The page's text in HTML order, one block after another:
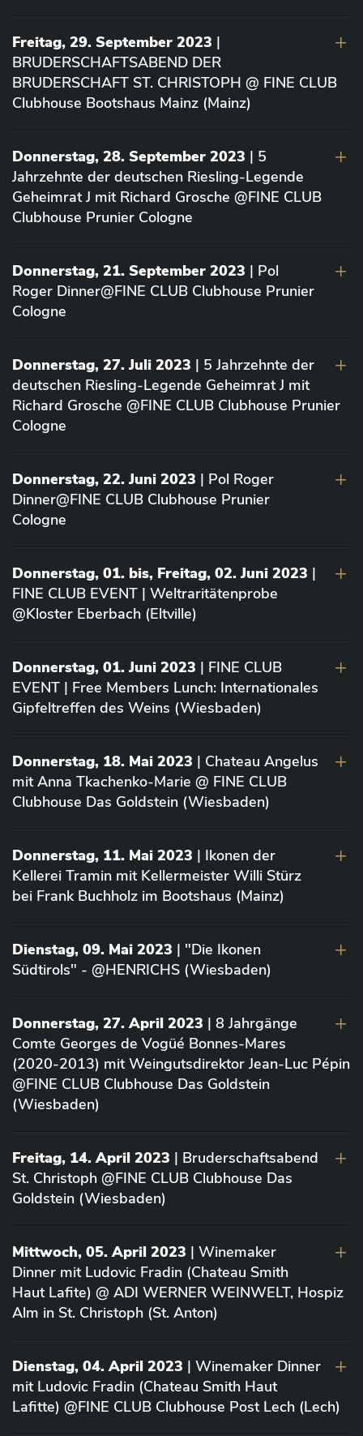
Freitag, 29. September 2023 |
BRUDERSCHAFTSABEND DER
BRUDERSCHAFT ST. CHRISTOPH @ FINE CLUB
Clubhouse Bootshaus Mainz (Mainz)
Donnerstag, 28. September 2023 | 5
Jahrzehnte der deutschen Riesling-Legende
Geheimrat J mit Richard Grosche @FINE CLUB
Clubhouse Prunier Cologne
Donnerstag, 21. September 2023 | Pol
Roger Dinner@FINE CLUB Clubhouse Prunier
Cologne
Donnerstag, 27. Juli 2023 | 5 Jahrzehnte der
deutschen Riesling-Legende Geheimrat J mit
Richard Grosche @FINE CLUB Clubhouse Prunier
Cologne
Donnerstag, 22. Juni 2023 | Pol Roger
Dinner@FINE CLUB Clubhouse Prunier
Cologne
Donnerstag, 01. bis, Freitag, 02. Juni 2023 |
FINE CLUB EVENT | Weltraritätenprobe
@Kloster Eberbach (Eltville)
Donnerstag, 01. Juni 2023 | FINE CLUB
EVENT | Free Members Lunch: Internationales
Gipfeltreffen des Weins (Wiesbaden)
Donnerstag, 18. Mai 2023 | Chateau Angelus
mit Anna Tkachenko-Marie @ FINE CLUB
Clubhouse Das Goldstein (Wiesbaden)
Donnerstag, 11. Mai 2023 | Ikonen der
Kellerei Tramin mit Kellermeister Willi Stürz
bei Frank Buchholz im Bootshaus (Mainz)
Dienstag, 09. Mai 2023 | "Die Ikonen
Südtirols" - @HENRICHS (Wiesbaden)
Donnerstag, 27. April 2023 | 8 Jahrgänge
Comte Georges de Vogüé Bonnes-Mares
(2020-2013) mit Weingutsdirektor Jean-Luc Pépin
@FINE CLUB Clubhouse Das Goldstein
(Wiesbaden)
Freitag, 14. April 2023 | Bruderschaftsabend
St. Christoph @FINE CLUB Clubhouse Das
Goldstein (Wiesbaden)
Mittwoch, 05. April 2023 | Winemaker
Dinner mit Ludovic Fradin (Chateau Smith
Haut Lafite) @ ADI WERNER WEINWELT, Hospiz
Alm in St. Christoph (St. Anton)
Dienstag, 04. April 2023 | Winemaker Dinner
mit Ludovic Fradin (Chateau Smith Haut
Lafitte) @FINE CLUB Clubhouse Post Lech (Lech)